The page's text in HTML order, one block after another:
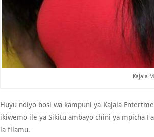
Kajala
Huyu ndiyo bosi wa kampuni ya Kajala
ikiwemo ile ya Sikitu ambayo chini ya mpicha
la filamu.